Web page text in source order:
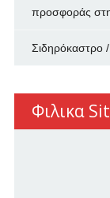
προσφοράς
Σιδηρόκαστρο
Φιλικα